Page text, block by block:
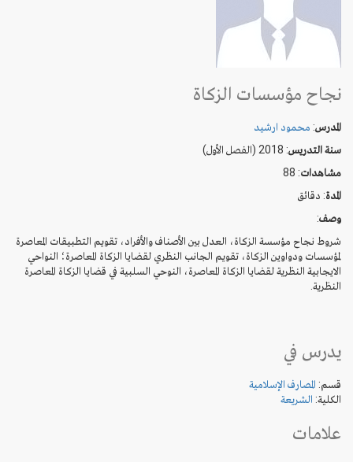
نجاح مؤسسات الزكاة
المدرس: محمود ارشيد
سنة التدريس: 2018 (الفصل الأول)
مشاهدات: 88
المدة: دقائق
وصف:
شروط نجاح مؤسسة الزكاة، العدل بين الأصناف والأفراد، تقويم التطبيقات المعاصرة
لمؤسسات ودواوين الزكاة، تقويم الجانب النظري لقضايا الزكاة المعاصرة؛ النواحي
الايجابية النظرية لقضايا الزكاة المعاصرة، النوحي السلبية في قضايا الزكاة المعاصرة
النظرية.
يدرس في
قسم: المصارف الإسلامية
الكلية: الشريعة
علامات